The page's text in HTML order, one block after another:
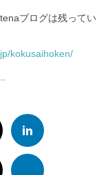
19患者推移｜COVID-
市のCOVID-19の実効
reproduction number
ブログは残って
kokusaihoken/